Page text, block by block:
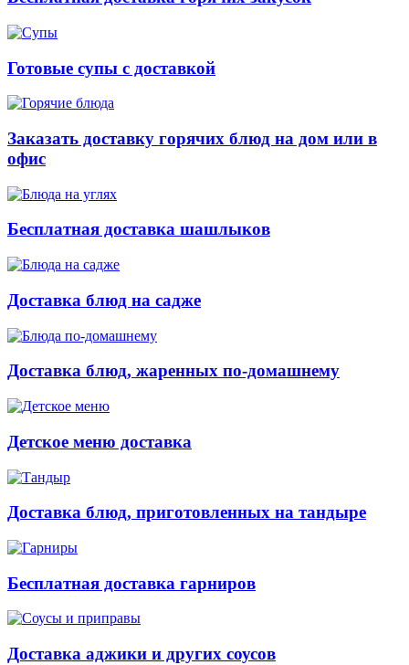
Готовые супы с доставкой
Заказать доставку горячих блюд на дом или в
офис
Бесплатная доставка шашлыков
Доставка блюд на садже
Доставка блюд, жаренных по-домашнему
Детское меню доставка
Доставка блюд, приготовленных на тандыре
Бесплатная доставка гарниров
Доставка аджики и других соусов